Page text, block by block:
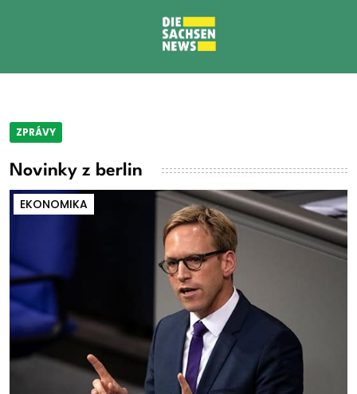
ZPRÁVY
Novinky z berlin
EKONOMIKA